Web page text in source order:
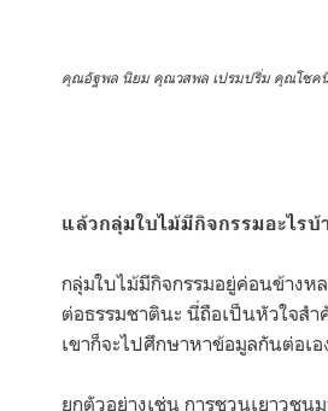
คุณอัฐพล นิยม คุณวสพล เปรมปริ่ม คุณโชค
แล้วกลุ่มใบไม้มีกิจกรรมอะไร
กลุ่มใบไม้มีกิจกรรมอยู่ค่อนข้างห
ต่อธรรมชาตินะ นี่ถือเป็นหัวใจสำ
เขาก็จะไปศึกษาหาข้อมูลกันต่อเอ
ยกตัวอย่างเช่น การชวนเยาวชน